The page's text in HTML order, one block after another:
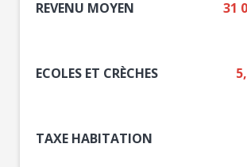
REVENU MOYEN 31
ECOLES ET CRÈCHES
TAXE HABITATION